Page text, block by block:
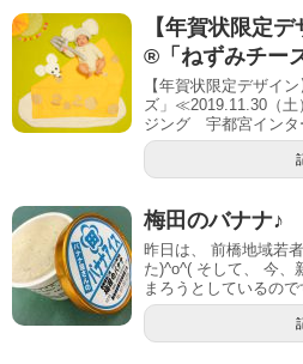
【年賀状限定
®「ねずみチー
【年賀状限定デザイ
ズ」≪2019.11.30（
ジング 宇都宮インタ
梅田のバナナ♪
昨日は、 前橋地域若
た)^o^( そして、 今、
まろうとしているの